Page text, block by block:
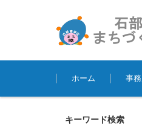
コンテンツに移動
ホーム
事
キーワード検索